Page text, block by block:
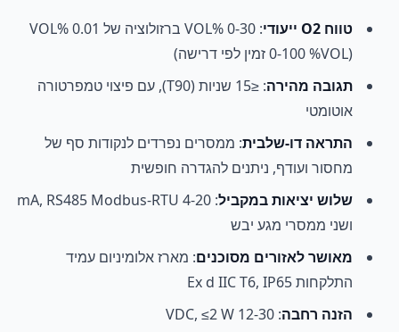
טווח O2 ייעודי
: 0-30 %VOL ברזולוציה של 0.01 %VOL
(0-100 %VOL זמין לפי דרישה)
תגובה מהירה
: ≤15 שניות (T90), עם פיצוי טמפרטורה
אוטומטי
התראה דו-שלבית: ממסרים נפרדים לנקודות סף של
מחסור ועודף, ניתנים להגדרה חופשית
שלוש יציאות במקביל
: 4-20 mA, RS485 Modbus-RTU
ושני ממסרי מגע יבש
מאושר לאזורים מסוכנים: מארז אלומיניום עמיד
התלקחות Ex d IIC T6, IP65
הזנה רחבה: 12-30 VDC, ≤2 W